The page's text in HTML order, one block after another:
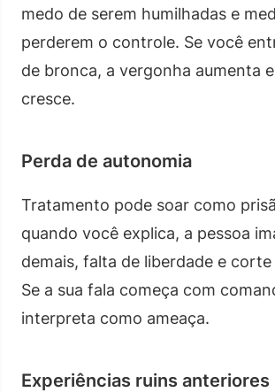
medo de serem humilhadas e
perderem o controle. Se você
de bronca, a vergonha aumenta
cresce.
Perda de autonomia
Tratamento pode soar como
quando você explica, a pessoa
demais, falta de liberdade e
Se a sua fala começa com
interpreta como ameaça.
Experiências ruins anteriores